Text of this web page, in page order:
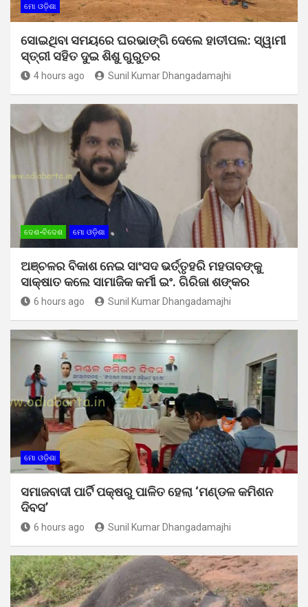
ମୋ ଓଡ଼ିଶା
ସୋଇଥିବା ସମୟରେ ଘରଭାଙ୍ଗି ଦେଲେ ହାତୀପଲ: ସ୍ୱାମୀ
ସ୍ତ୍ରୀ ସହିତ ଦୁଇ ଶିଶୁ ଗୁରୁତର
4 hours ago Sunil Kumar Dhangadamajhi
ଦେଶ-ବିଦେଶ ମୋ ଓଡ଼ିଶା
ଅଞ୍ଚଳର ବିକାଶ ନେଇ ସାଂସଦ ଭର୍ତ୍ତୃହରି ମହତାବଙ୍କୁ
ସାକ୍ଷାତ କଲେ ସାମାଜିକ କର୍ମୀ ଇଂ. ଗିରିଜା ଶଙ୍କର
6 hours ago Sunil Kumar Dhangadamajhi
ମୋ ଓଡ଼ିଶା
ସମାଜବାଦୀ ପାର୍ଟି ପକ୍ଷରୁ ପାଳିତ ହେଲା ‘ମଣ୍ଡଳ କମିଶନ
ଦିବସ’
6 hours ago Sunil Kumar Dhangadamajhi